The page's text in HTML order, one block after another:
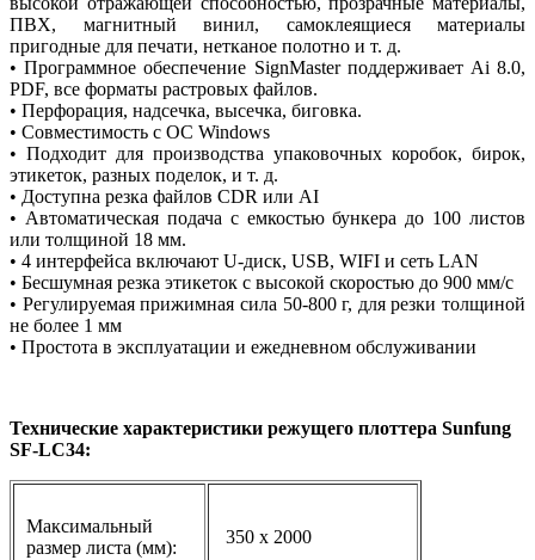
ПВХ, магнитный винил, самоклеящиеся материалы
пригодные для печати, нетканое полотно и т. д.
• Программное обеспечение SignMaster поддерживает Ai 8.0,
PDF, все форматы растровых файлов.
• Перфорация, надсечка, высечка, биговка.
• Совместимость с ОС Windows
• Подходит для производства упаковочных коробок, бирок,
этикеток, разных поделок, и т. д.
• Доступна резка файлов CDR или AI
• Автоматическая подача с емкостью бункера до 100 листов
или толщиной 18 мм.
• 4 интерфейса включают U-диск, USB, WIFI и сеть LAN
• Бесшумная резка этикеток с высокой скоростью до 900 мм/с
• Регулируемая прижимная сила 50-800 г, для резки толщиной
не более 1 мм
• Простота в эксплуатации и ежедневном обслуживании
Технические характеристики режущего плоттера Sunfung
SF-LC34:
Максимальный
размер листа (мм):
350 х 2000